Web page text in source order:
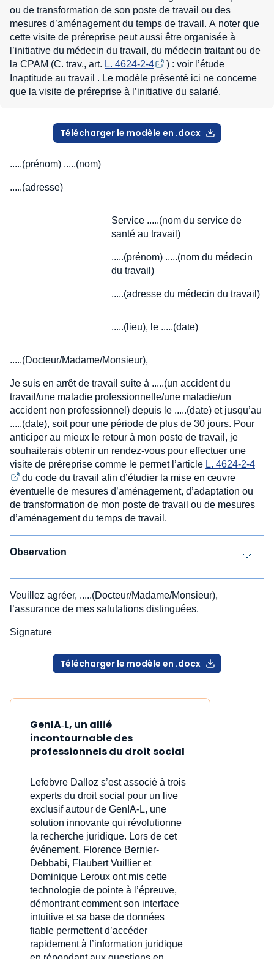
ou de transformation de son poste de travail ou des
mesures d’aménagement du temps de travail. A noter que
cette visite de préreprise peut aussi être organisée à
l’initiative du médecin du travail, du médecin traitant ou de
la CPAM (C. trav., art. L. 4624-2-4
) : voir l’étude
Inaptitude au travail . Le modèle présenté ici ne concerne
que la visite de préreprise à l’initiative du salarié.
Télécharger le modèle en .docx
.....(prénom) .....(nom)
.....(adresse)
Service .....(nom du service de
santé au travail)
.....(prénom) .....(nom du médecin
du travail)
.....(adresse du médecin du travail)
.....(lieu), le .....(date)
.....(Docteur/Madame/Monsieur),
Je suis en arrêt de travail suite à .....(un accident du
travail/une maladie professionnelle/une maladie/un
accident non professionnel) depuis le .....(date) et jusqu’au
.....(date), soit pour une période de plus de 30 jours. Pour
anticiper au mieux le retour à mon poste de travail, je
souhaiterais obtenir un rendez-vous pour effectuer une
visite de préreprise comme le permet l’article L. 4624-2-4
du code du travail afin d’étudier la mise en œuvre
éventuelle de mesures d’aménagement, d’adaptation ou
de transformation de mon poste de travail ou de mesures
d’aménagement du temps de travail.
Observation
Veuillez agréer, .....(Docteur/Madame/Monsieur),
l’assurance de mes salutations distinguées.
Signature
Télécharger le modèle en .docx
GenIA‑L, un allié
incontournable des
professionnels du droit social
Lefebvre Dalloz s’est associé à trois
experts du droit social pour un live
exclusif autour de GenIA‑L, une
solution innovante qui révolutionne
la recherche juridique. Lors de cet
événement, Florence Bernier-
Debbabi, Flaubert Vuillier et
Dominique Leroux ont mis cette
technologie de pointe à l’épreuve,
démontrant comment son interface
intuitive et sa base de données
fiable permettent d’accéder
rapidement à l’information juridique